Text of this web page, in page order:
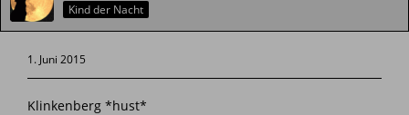
Kind der Nacht
1. Juni 2015
Klinkenberg *hust*